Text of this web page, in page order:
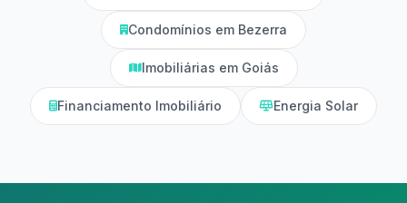
Condomínios em Bezerra
Imobiliárias em Goiás
Financiamento Imobiliário Energia Solar